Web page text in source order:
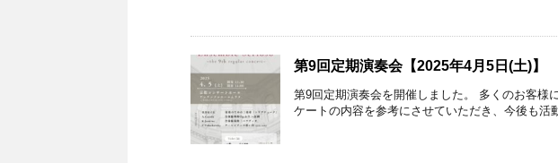
第9回定期演奏会【2025年4月5日(土)】
第9回定期演奏会を開催しました。 多くのお客様
ケートの内容を参考にさせていただき、今後も活